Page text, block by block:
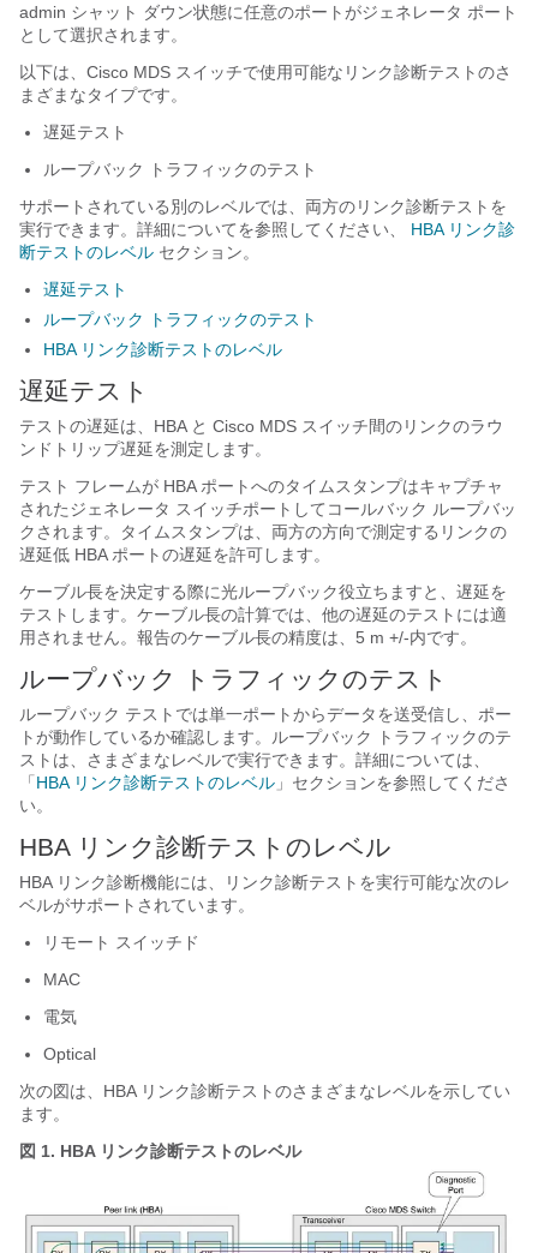
admin シャット ダウン状態に任意のポートがジェネレータ ポート
として選択されます。
以下は、Cisco MDS スイッチで使用可能なリンク診断テストのさ
まざまなタイプです。
遅延テスト
ループバック トラフィックのテスト
サポートされている別のレベルでは、両方のリンク診断テストを
実行できます。詳細についてを参照してください、 HBA リンク診
断テストのレベル セクション。
遅延テスト
ループバック トラフィックのテスト
HBA リンク診断テストのレベル
遅延テスト
テストの遅延は、HBA と Cisco MDS スイッチ間のリンクのラウ
ンドトリップ遅延を測定します。
テスト フレームが HBA ポートへのタイムスタンプはキャプチャ
されたジェネレータ スイッチポートしてコールバック ループバッ
クされます。タイムスタンプは、両方の方向で測定するリンクの
遅延低 HBA ポートの遅延を許可します。
ケーブル長を決定する際に光ループバック役立ちますと、遅延を
テストします。ケーブル長の計算では、他の遅延のテストには適
用されません。報告のケーブル長の精度は、5 m +/-内です。
ループバック トラフィックのテスト
ループバック テストでは単一ポートからデータを送受信し、ポー
トが動作しているか確認します。ループバック トラフィックのテ
ストは、さまざまなレベルで実行できます。詳細については、
「 HBA リンク診断テストのレベル 」セクションを参照してくださ
い。
HBA リンク診断テストのレベル
HBA リンク診断機能には、リンク診断テストを実行可能な次のレ
ベルがサポートされています。
リモート スイッチド
MAC
電気
Optical
次の図は、HBA リンク診断テストのさまざまなレベルを示してい
ます。
図 1. HBA リンク診断テストのレベル